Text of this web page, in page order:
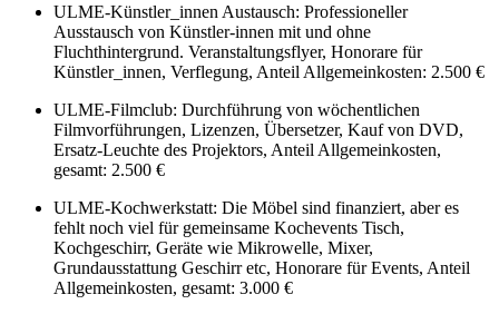
ULME-Künstler_innen Austausch: Professioneller
Ausstausch von Künstler-innen mit und ohne
Fluchthintergrund. Veranstaltungsflyer, Honorare für
Künstler_innen, Verflegung, Anteil Allgemeinkosten: 2.500 €
ULME-Filmclub: Durchführung von wöchentlichen
Filmvorführungen, Lizenzen, Übersetzer, Kauf von DVD,
Ersatz-Leuchte des Projektors, Anteil Allgemeinkosten,
gesamt: 2.500 €
ULME-Kochwerkstatt: Die Möbel sind finanziert, aber es
fehlt noch viel für gemeinsame Kochevents Tisch,
Kochgeschirr, Geräte wie Mikrowelle, Mixer,
Grundausstattung Geschirr etc, Honorare für Events, Anteil
Allgemeinkosten, gesamt: 3.000 €